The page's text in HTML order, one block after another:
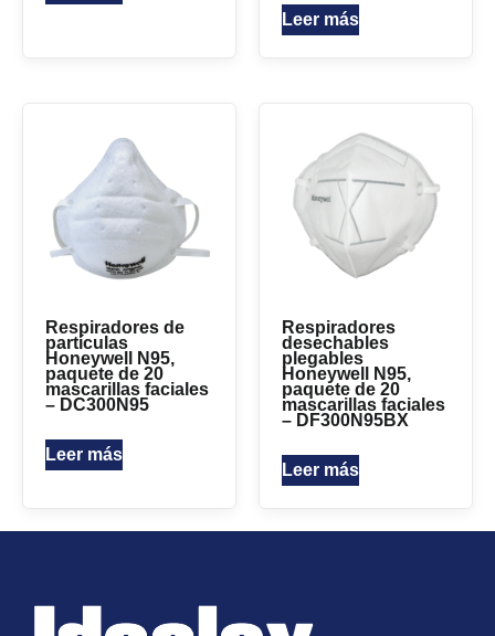
Leer más
Respiradores de
partículas
Honeywell N95,
paquete de 20
mascarillas faciales
– DC300N95
Leer más
Respiradores
desechables
plegables
Honeywell N95,
paquete de 20
mascarillas faciales
– DF300N95BX
Leer más